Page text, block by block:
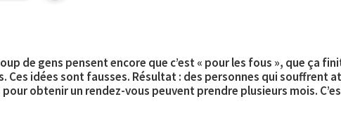
de gens pensent encore que c’est « pour les fous », que ça
idées sont fausses. Résultat : des personnes qui
obtenir un rendez-vous peuvent prendre plusieurs mois.